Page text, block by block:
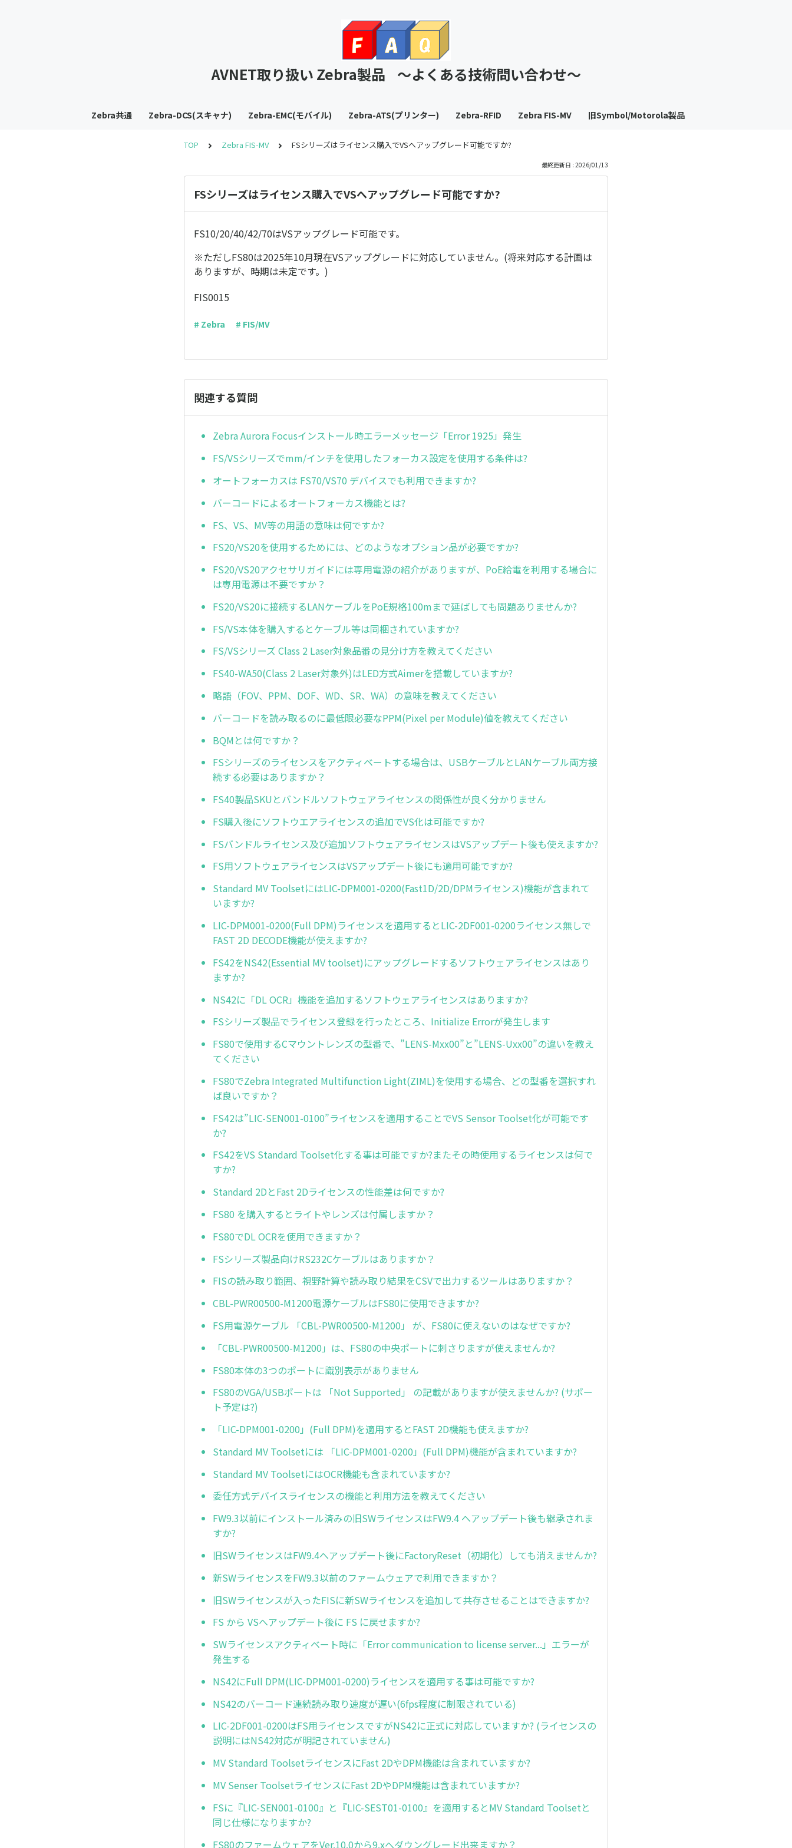
AVNET取り扱い Zebra製品 ～よくある技術問い合わせ～
Zebra共通 Zebra-DCS(スキャナ) Zebra-EMC(モバイル) Zebra-ATS(プリンター) Zebra-RFID Zebra FIS-MV 旧Symbol/Motorola製品
TOP Zebra FIS-MV FSシリーズはライセンス購入でVSへアップグレード可能ですか?
最終更新日 : 2026/01/13
FSシリーズはライセンス購入でVSへアップグレード可能ですか?
FS10/20/40/42/70はVSアップグレード可能です。
※ただしFS80は2025年10月現在VSアップグレードに対応していません。(将来対応する計画は
ありますが、時期は未定です。)
FIS0015
# Zebra # FIS/MV
関連する質問
Zebra Aurora Focusインストール時エラーメッセージ「Error 1925」発生
FS/VSシリーズでmm/インチを使用したフォーカス設定を使用する条件は?
オートフォーカスは FS70/VS70 デバイスでも利用できますか?
バーコードによるオートフォーカス機能とは?
FS、VS、MV等の用語の意味は何ですか?
FS20/VS20を使用するためには、どのようなオプション品が必要ですか?
FS20/VS20アクセサリガイドには専用電源の紹介がありますが、PoE給電を利用する場合に
は専用電源は不要ですか？
FS20/VS20に接続するLANケーブルをPoE規格100mまで延ばしても問題ありませんか?
FS/VS本体を購入するとケーブル等は同梱されていますか?
FS/VSシリーズ Class 2 Laser対象品番の見分け方を教えてください
FS40-WA50(Class 2 Laser対象外)はLED方式Aimerを搭載していますか?
略語（FOV、PPM、DOF、WD、SR、WA）の意味を教えてください
バーコードを読み取るのに最低限必要なPPM(Pixel per Module)値を教えてください
BQMとは何ですか？
FSシリーズのライセンスをアクティベートする場合は、USBケーブルとLANケーブル両方接
続する必要はありますか？
FS40製品SKUとバンドルソフトウェアライセンスの関係性が良く分かりません
FS購入後にソフトウエアライセンスの追加でVS化は可能ですか?
FSバンドルライセンス及び追加ソフトウェアライセンスはVSアップデート後も使えますか?
FS用ソフトウェアライセンスはVSアップデート後にも適用可能ですか?
Standard MV ToolsetにはLIC-DPM001-0200(Fast1D/2D/DPMライセンス)機能が含まれて
いますか?
LIC-DPM001-0200(Full DPM)ライセンスを適用するとLIC-2DF001-0200ライセンス無しで
FAST 2D DECODE機能が使えますか?
FS42をNS42(Essential MV toolset)にアップグレードするソフトウェアライセンスはあり
ますか?
NS42に「DL OCR」機能を追加するソフトウェアライセンスはありますか?
FSシリーズ製品でライセンス登録を行ったところ、Initialize Errorが発生します
FS80で使用するCマウントレンズの型番で、”LENS-Mxx00”と”LENS-Uxx00”の違いを教え
てください
FS80でZebra Integrated Multifunction Light(ZIML)を使用する場合、どの型番を選択すれ
ば良いですか？
FS42は”LIC-SEN001-0100”ライセンスを適用することでVS Sensor Toolset化が可能です
か?
FS42をVS Standard Toolset化する事は可能ですか?またその時使用するライセンスは何で
すか?
Standard 2DとFast 2Dライセンスの性能差は何ですか?
FS80 を購入するとライトやレンズは付属しますか？
FS80でDL OCRを使用できますか？
FSシリーズ製品向けRS232Cケーブルはありますか？
FISの読み取り範囲、視野計算や読み取り結果をCSVで出力するツールはありますか？
CBL-PWR00500-M1200電源ケーブルはFS80に使用できますか?
FS用電源ケーブル 「CBL-PWR00500-M1200」 が、FS80に使えないのはなぜですか?
「CBL-PWR00500-M1200」は、FS80の中央ポートに刺さりますが使えませんか?
FS80本体の3つのポートに識別表示がありません
FS80のVGA/USBポートは 「Not Supported」 の記載がありますが使えませんか? (サポー
ト予定は?)
「LIC-DPM001-0200」(Full DPM)を適用するとFAST 2D機能も使えますか?
Standard MV Toolsetには 「LIC-DPM001-0200」(Full DPM)機能が含まれていますか?
Standard MV ToolsetにはOCR機能も含まれていますか?
委任方式デバイスライセンスの機能と利用方法を教えてください
FW9.3以前にインストール済みの旧SWライセンスはFW9.4 へアップデート後も継承されま
すか?
旧SWライセンスはFW9.4へアップデート後にFactoryReset（初期化）しても消えませんか?
新SWライセンスをFW9.3以前のファームウェアで利用できますか？
旧SWライセンスが入ったFISに新SWライセンスを追加して共存させることはできますか?
FS から VSへアップデート後に FS に戻せますか?
SWライセンスアクティベート時に「Error communication to license server...」エラーが
発生する
NS42にFull DPM(LIC-DPM001-0200)ライセンスを適用する事は可能ですか?
NS42のバーコード連続読み取り速度が遅い(6fps程度に制限されている)
LIC-2DF001-0200はFS用ライセンスですがNS42に正式に対応していますか? (ライセンスの
説明にはNS42対応が明記されていません)
MV Standard ToolsetライセンスにFast 2DやDPM機能は含まれていますか?
MV Senser ToolsetライセンスにFast 2DやDPM機能は含まれていますか?
FSに『LIC-SEN001-0100』と『LIC-SEST01-0100』を適用するとMV Standard Toolsetと
同じ仕様になりますか?
FS80のファームウェアをVer.10.0から9.xへダウングレード出来ますか？